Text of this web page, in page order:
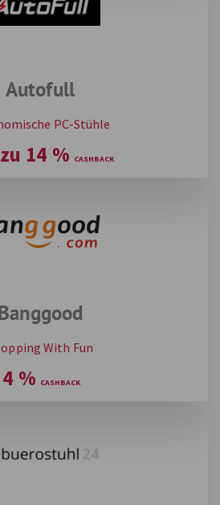
Autofull
PC-Stühle
14 %
With Fun
4 %